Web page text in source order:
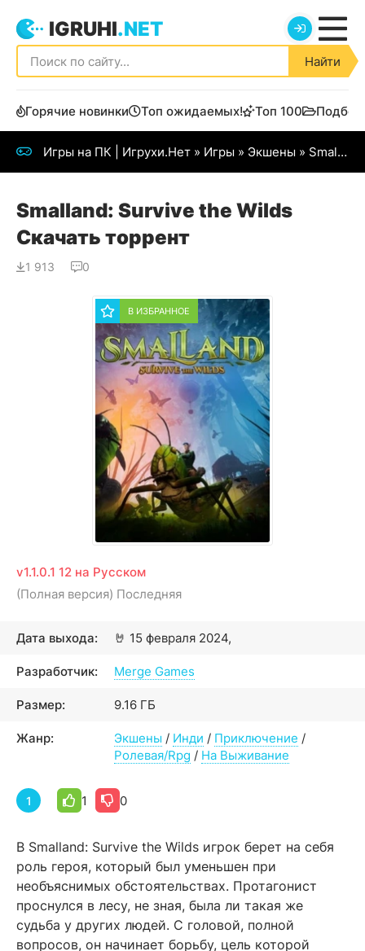
IGRUHI.NET
Найти
Горячие новинки Топ ожидаемых! Топ 100
Игры на ПК | Игрухи.Нет » Игры » Экшены » Smalland: Survive the Wilds
Smalland: Survive the Wilds
Скачать торрент
1 913 0
В ИЗБРАННОЕ
v1.1.0.1 12 на Русском
(Полная версия) Последняя
🤘
Дата выхода: 15 февраля 2024,
Разработчик: Merge Games
Размер: 9.16 ГБ
Жанр: Экшены / Инди / Приключение /
Ролевая/Rpg / На Выживание
1 1 0
В Smalland: Survive the Wilds игрок берет на себя
роль героя, который был уменьшен при
необъяснимых обстоятельствах. Протагонист
проснулся в лесу, не зная, была ли такая же
судьба у других людей. С головой, полной
вопросов, он начинает борьбу, цель которой